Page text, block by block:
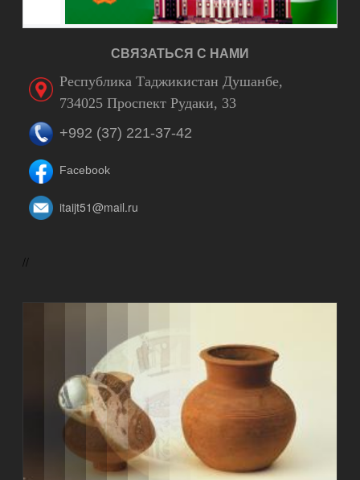
СВЯЗАТЬСЯ С НАМИ
Республика Таджикистан Душанбе,
734025 Проспект Рудаки, 33
+992 (37) 221-37-42
Facebook
itaijt51@mail.ru
//